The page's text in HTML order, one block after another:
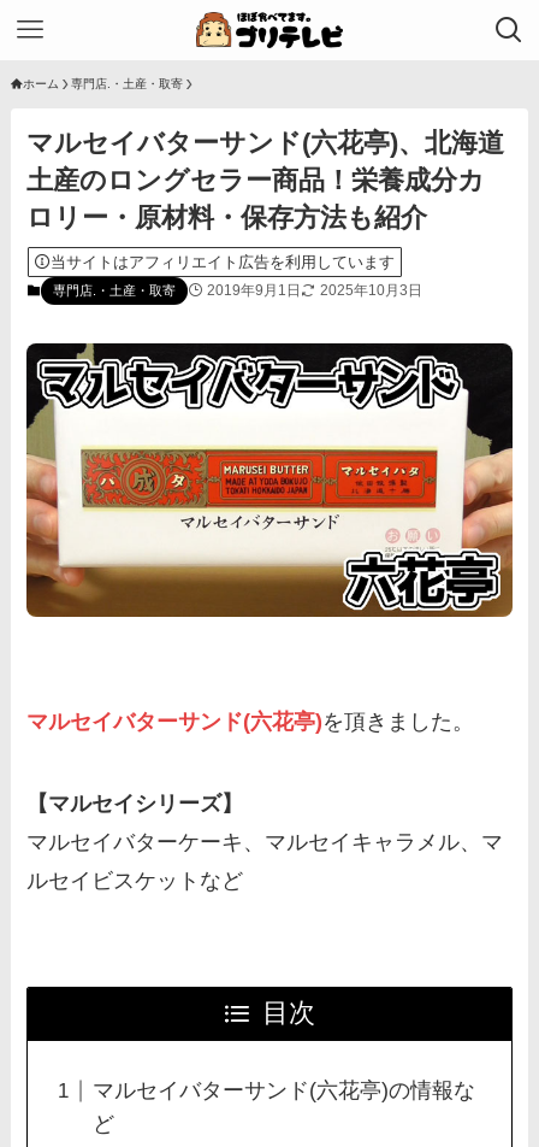
ホーム 専門店.・土産・取寄
マルセイバターサンド(六花亭)、北海道
土産のロングセラー商品！栄養成分カ
ロリー・原材料・保存方法も紹介
当サイトはアフィリエイト広告を利用しています
専門店.・土産・取寄 2019年9月1日 2025年10月3日
マルセイバターサンド(六花亭)を頂きました。
【マルセイシリーズ】
マルセイバターケーキ、マルセイキャラメル、マ
ルセイビスケットなど
目次
マルセイバターサンド(六花亭)の情報な
ど